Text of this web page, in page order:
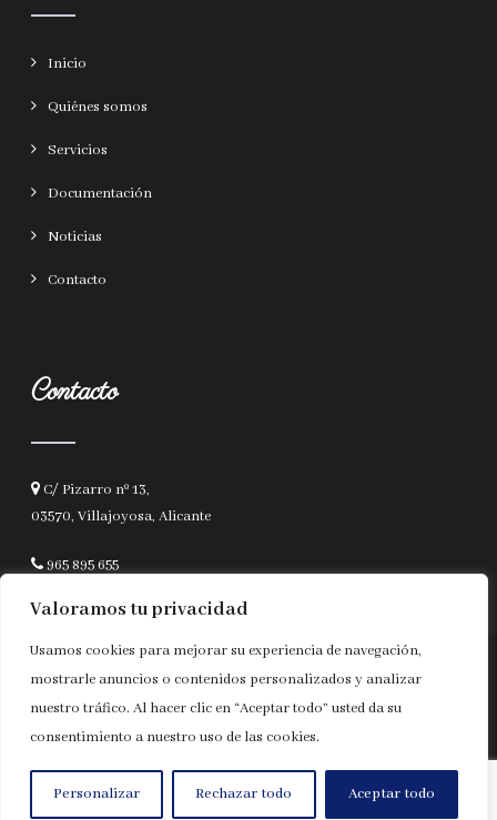
Valoramos tu privacidad
Usamos cookies para mejorar su experiencia de navegación,
mostrarle anuncios o contenidos personalizados y analizar
nuestro tráfico. Al hacer clic en “Aceptar todo” usted da su
consentimiento a nuestro uso de las cookies.
Personalizar Rechazar todo Aceptar todo
Inicio
Quiénes somos
Servicios
Documentación
Noticias
Contacto
Contacto
C/ Pizarro nº 13,
03570, Villajoyosa, Alicante
965 895 655
© Copyright 2025 | Notaría Juan Guillermo Giménez |
Aviso legal y
Privacidad |
Accesibilidad
Diseñado porCitiservi Media